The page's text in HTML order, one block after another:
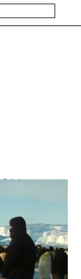
Stichworte